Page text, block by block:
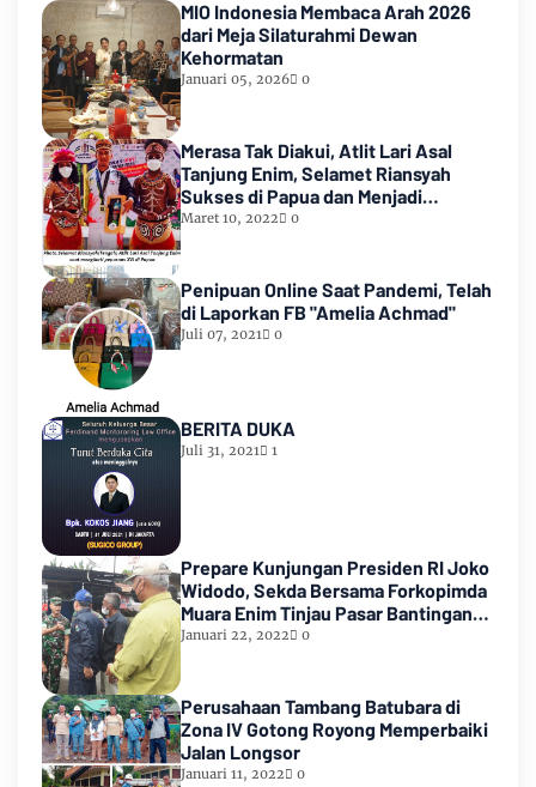
MIO Indonesia Membaca Arah 2026
dari Meja Silaturahmi Dewan
Kehormatan
Januari 05, 2026 0
Merasa Tak Diakui, Atlit Lari Asal
Tanjung Enim, Selamet Riansyah
Sukses di Papua dan Menjadi
Miliarder
Maret 10, 2022 0
Penipuan Online Saat Pandemi, Telah
di Laporkan FB "Amelia Achmad"
Juli 07, 2021 0
BERITA DUKA
Juli 31, 2021 1
Prepare Kunjungan Presiden RI Joko
Widodo, Sekda Bersama Forkopimda
Muara Enim Tinjau Pasar Bantingan
Tanjung Enim
Januari 22, 2022 0
Perusahaan Tambang Batubara di
Zona IV Gotong Royong Memperbaiki
Jalan Longsor
Januari 11, 2022 0